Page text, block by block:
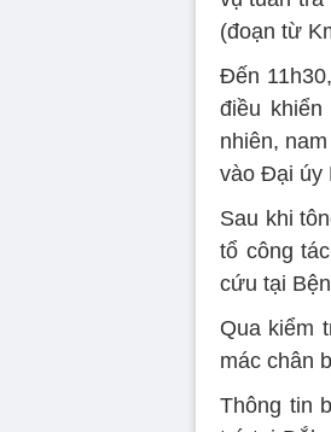
(đoạn từ
Đến
điều
nhiên,
vào Đại úy
Sau khi
tổ công
cứu tại
Qua kiểm
mác chân
Thông tin